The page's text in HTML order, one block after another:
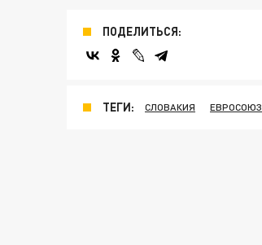
ПОДЕЛИТЬСЯ:
ТЕГИ: СЛОВАКИЯ ЕВРОСОЮЗ